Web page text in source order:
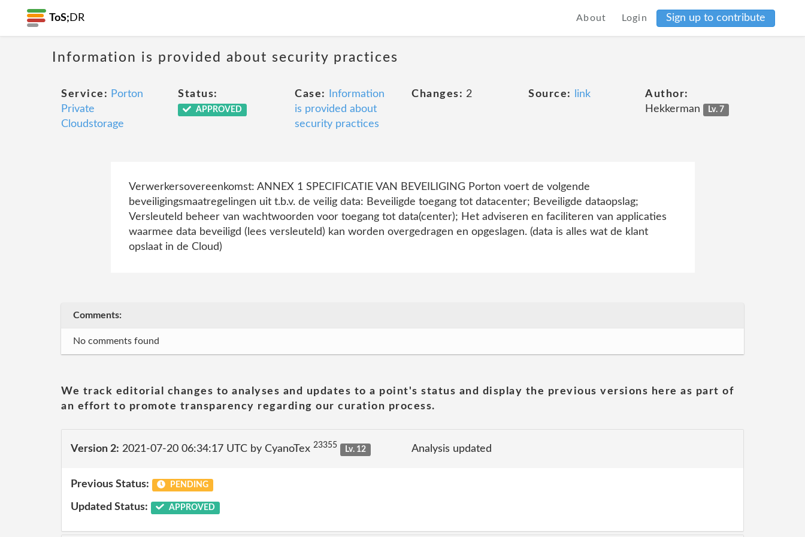
ToS; DR About Login Sign up to contribute
Information is provided about security practices
Service: Porton
Private
Cloudstorage
Status:
APPROVED
Case:
Information
is provided about
security practices
Changes: 2 Source: link
Author:
Hekkerman
Lv. 7
Verwerkersovereenkomst: ANNEX 1 SPECIFICATIE VAN BEVEILIGING Porton voert de volgende
beveiligingsmaatregelingen uit t.b.v. de veilig data: Beveiligde toegang tot datacenter; Beveiligde dataopslag;
Versleuteld beheer van wachtwoorden voor toegang tot data(center); Het adviseren en faciliteren van applicaties
waarmee data beveiligd (lees versleuteld) kan worden overgedragen en opgeslagen. (data is alles wat de klant
opslaat in de Cloud)
Comments:
No comments found
We track editorial changes to analyses and updates to a point's status and display the previous versions here as part of
an effort to promote transparency regarding our curation process.
Version 2: 2021-07-20 06:34:17 UTC by CyanoTex 23355 Lv. 12 Analysis updated
Previous Status: PENDING
Updated Status: APPROVED